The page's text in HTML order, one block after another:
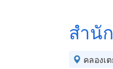
สำนั
คลองเ